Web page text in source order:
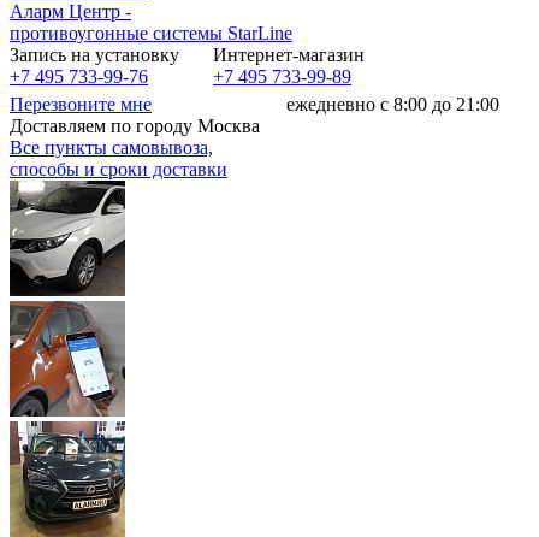
Аларм Центр -
противоугонные системы StarLine
Запись на установку
+7 495 733-99-76
Интернет-магазин
+7 495 733-99-89
Перезвоните мне
ежедневно с 8:00 до 21:00
Доставляем по городу Москва
Все пункты самовывоза,
способы и сроки доставки